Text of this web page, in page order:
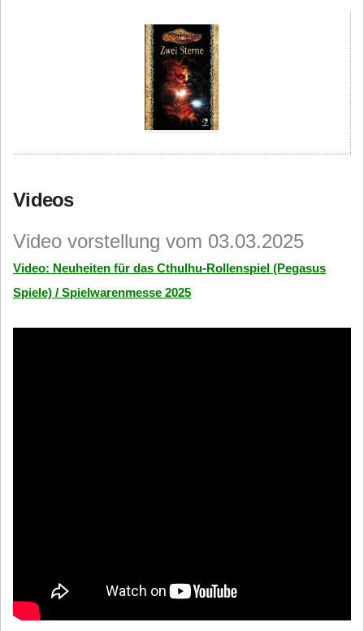
Videos
Video vorstellung vom 03.03.2025
Video: Neuheiten für das Cthulhu-Rollenspiel (Pegasus
Spiele) / Spielwarenmesse 2025